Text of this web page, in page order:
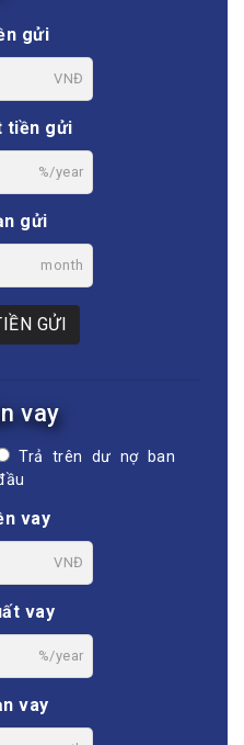
gửi
VNĐ
tiền gửi
%/year
gửi
month
GỬI
vay
Trả trên dư nợ ban
vay
VNĐ
vay
%/year
vay